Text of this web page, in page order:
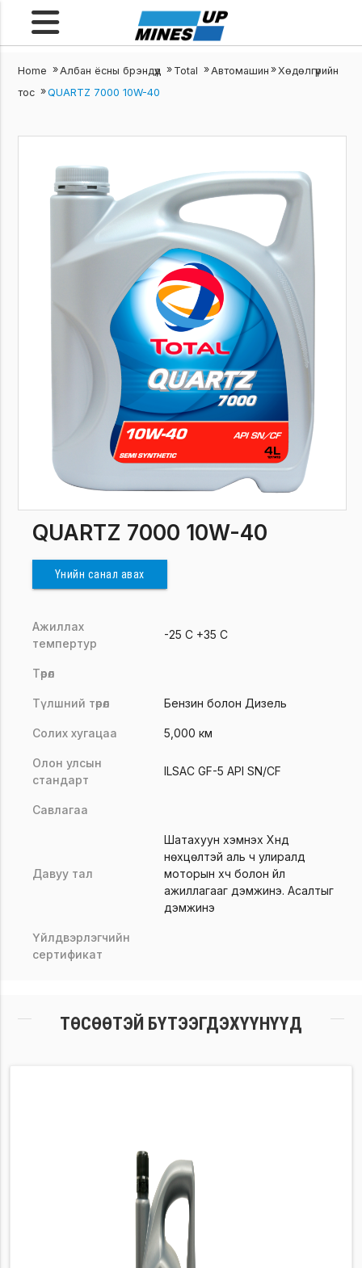
Home / Албан ёсны брэндүүд / Total / Автомашин / Хөдөлгүүрийн
тос /QUARTZ 7000 10W-40
QUARTZ 7000 10W-40
Үнийн санал авах
Ажиллах
темпертур
-25 C +35 C
Төрөл
Түлшний төрөл Бензин болон Дизель
Солих хугацаа 5,000 км
Олон улсын
стандарт
ILSAC GF-5 API SN/CF
Савлагаа
Давуу тал
Шатахуун хэмнэх Хүнд
нөхцөлтэй аль ч улиралд
моторын хүч болон үйл
ажиллагааг дэмжинэ. Асалтыг
дэмжинэ
Үйлдвэрлэгчийн
сертификат
ТӨСӨӨТЭЙ БҮТЭЭГДЭХҮҮНҮҮД